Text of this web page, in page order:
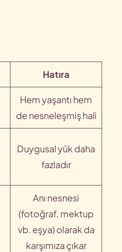
Hatıra
Hem yaşantı hem
de nesneleşmiş hali
Duygusal yük daha
fazladır
Anı nesnesi
(fotoğraf, mektup
vb. eşya) olarak da
karşımıza çıkar